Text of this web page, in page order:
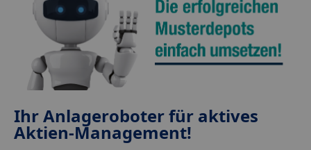
Ihr Anlageroboter für aktives
Aktien-Management!